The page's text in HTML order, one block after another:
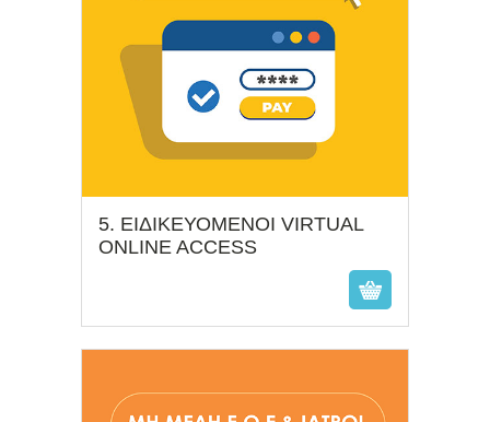
5. ΕΙΔΙΚΕΥΟΜΕΝΟΙ VIRTUAL
ONLINE ACCESS